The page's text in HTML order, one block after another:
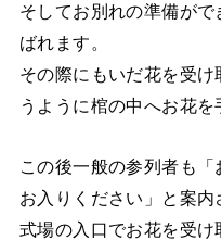
そしてお別れの準備が
ばれます。
その際にもいだ花を受
うように棺の中へお花を
この後一般の参列者も
お入りください」と案内
式場の入口でお花を受